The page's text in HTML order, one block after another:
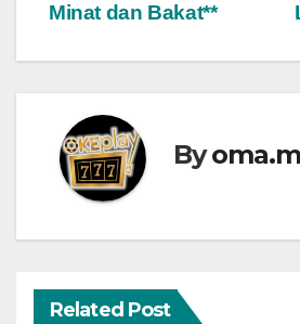
Minat dan Bakat**
By
Related Post